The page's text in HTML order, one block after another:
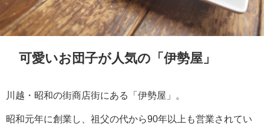
可愛いお団子が人気の「伊勢屋」
川越・昭和の街商店街にある「伊勢屋」。
昭和元年に創業し、祖父の代から90年以上も営業されてい